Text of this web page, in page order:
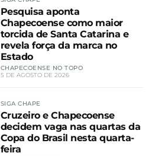
Pesquisa aponta
Chapecoense como maior
torcida de Santa Catarina e
revela força da marca no
Estado
CHAPECOENSE NO TOPO
5 DE AGOSTO DE 2026
SIGA CHAPE
Cruzeiro e Chapecoense
decidem vaga nas quartas da
Copa do Brasil nesta quarta-
feira